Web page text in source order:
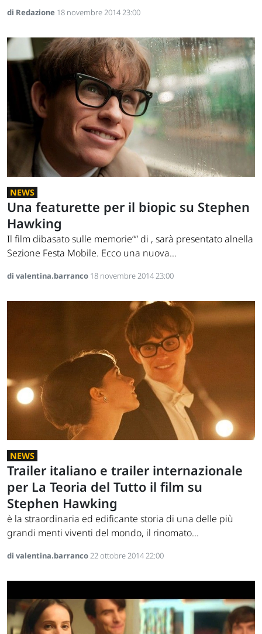
di Redazione 18 novembre 2014 23:00
NEWS
Una featurette per il biopic su Stephen
Hawking
Il film dibasato sulle memorie“” di , sarà presentato alnella
Sezione Festa Mobile. Ecco una nuova...
di valentina.barranco 18 novembre 2014 23:00
NEWS
Trailer italiano e trailer internazionale
per La Teoria del Tutto il film su
Stephen Hawking
è la straordinaria ed edificante storia di una delle più
grandi menti viventi del mondo, il rinomato...
di valentina.barranco22 ottobre 2014 22:00